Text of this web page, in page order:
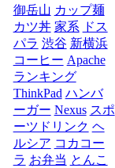
御岳山 カップ麺
カツ丼 家系 ドス
パラ 渋谷 新横浜
コーヒー Apache
ランキング
ThinkPad ハンバ
ーガー Nexus スポ
ーツドリンク ヘ
ルシア コカコー
ラ お弁当 とんこ